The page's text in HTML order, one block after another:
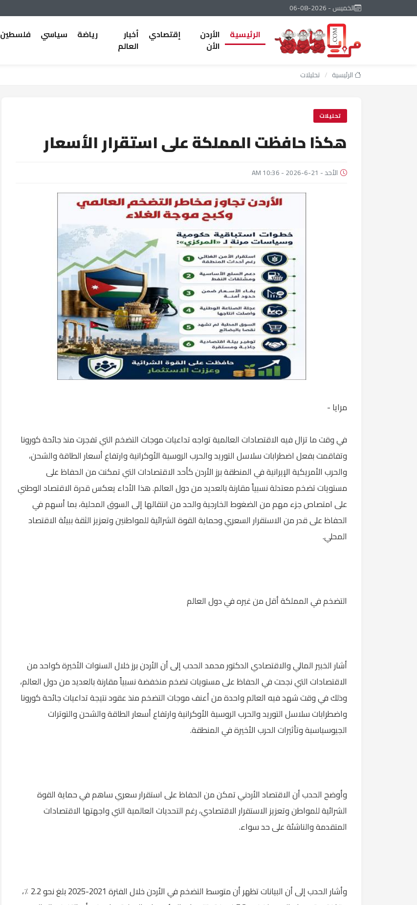
الخميس - 2026-08-06
الرئيسية
الأردن
الأن
إقتصادي
أخبار
العالم
رياضة سياسي فلسطين
الرئيسية / تحليلات
تحليلات
هكذا حافظت المملكة على استقرار الأسعار
الأحد - 21-6-2026 - 10:36 AM
مرايا -
في وقت ما تزال فيه الاقتصادات العالمية تواجه تداعيات موجات التضخم التي تفجرت منذ جائحة كورونا
وتفاقمت بفعل اضطرابات سلاسل التوريد والحرب الروسية الأوكرانية وارتفاع أسعار الطاقة والشحن،
والحرب الأمريكية الإيرانية في المنطقة برز الأردن كأحد الاقتصادات التي تمكنت من الحفاظ على
مستويات تضخم معتدلة نسبياً مقارنة بالعديد من دول العالم. هذا الأداء يعكس قدرة الاقتصاد الوطني
على امتصاص جزء مهم من الضغوط الخارجية والحد من انتقالها إلى السوق المحلية، بما أسهم في
الحفاظ على قدر من الاستقرار السعري وحماية القوة الشرائية للمواطنين وتعزيز الثقة ببيئة الاقتصاد
المحلي.
التضخم في المملكة أقل من غيره في دول العالم
أشار الخبير المالي والاقتصادي الدكتور محمد الحدب إلى أن الأردن برز خلال السنوات الأخيرة كواحد من
الاقتصادات التي نجحت في الحفاظ على مستويات تضخم منخفضة نسبياً مقارنة بالعديد من دول العالم،
وذلك في وقت شهد فيه العالم واحدة من أعنف موجات التضخم منذ عقود نتيجة تداعيات جائحة كورونا
واضطرابات سلاسل التوريد والحرب الروسية الأوكرانية وارتفاع أسعار الطاقة والشحن والتوترات
الجيوسياسية وتأثيرات الحرب الأخيرة في المنطقة.
وأوضح الحدب أن الاقتصاد الأردني تمكن من الحفاظ على استقرار سعري ساهم في حماية القوة
الشرائية للمواطن وتعزيز الاستقرار الاقتصادي، رغم التحديات العالمية التي واجهتها الاقتصادات
المتقدمة والناشئة على حد سواء.
وأشار الحدب إلى أن البيانات تظهر أن متوسط التضخم في الأردن خلال الفترة 2021-2025 بلغ نحو 2.2 ٪،